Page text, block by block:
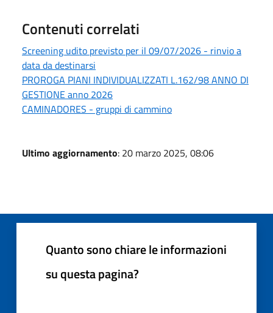
Contenuti correlati
Screening udito previsto per il 09/07/2026 - rinvio a
data da destinarsi
PROROGA PIANI INDIVIDUALIZZATI L.162/98 ANNO DI
GESTIONE anno 2026
CAMINADORES - gruppi di cammino
Ultimo aggiornamento: 20 marzo 2025, 08:06
Quanto sono chiare le informazioni
su questa pagina?